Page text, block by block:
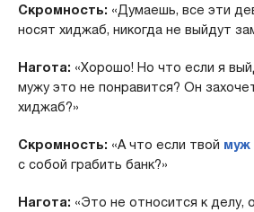
Скромность: «Думаешь, все эти
носят хиджаб, никогда не выйдут
Нагота: «Хорошо! Но что если я
мужу это не понравится? Он
хиджаб?»
Скромность: «А что если твой муж
с собой грабить банк?»
Нагота: «Это не относится к делу,